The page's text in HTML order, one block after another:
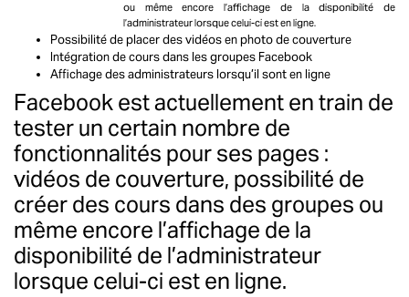
ou même encore l’affichage de la disponibilité de
l’administrateur lorsque celui-ci est en ligne.
Possibilité de placer des vidéos en photo de couverture
Intégration de cours dans les groupes Facebook
Affichage des administrateurs lorsqu’il sont en ligne
Facebook est actuellement en train de
tester un certain nombre de
fonctionnalités pour ses pages :
vidéos de couverture, possibilité de
créer des cours dans des groupes ou
même encore l’affichage de la
disponibilité de l’administrateur
lorsque celui-ci est en ligne.